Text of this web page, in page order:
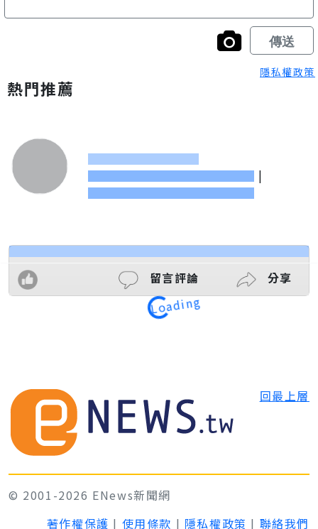
隱私權政策
熱門推薦
|
留言評論 分享
Loading
回最上層
© 2001-2026 ENews新聞網
著作權保護 | 使用條款 | 隱私權政策 | 聯絡我們